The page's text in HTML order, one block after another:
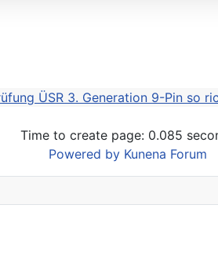
ÜSR 3. Generation 9-Pin so
Time to create page: 0.085
Powered by Kunena Forum